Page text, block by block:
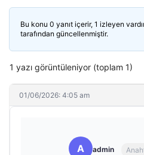
Bu konu 0 yanıt içerir, 1 izleyen
tarafından güncellenmiştir.
1 yazı görüntüleniyor (toplam 1)
01/06/2026: 4:05 am
A admin